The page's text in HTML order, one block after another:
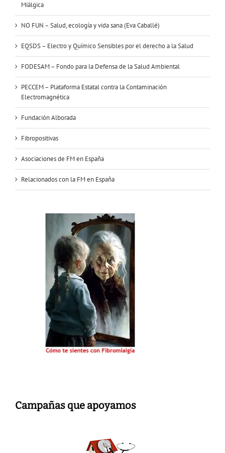
Miálgica
NO FUN – Salud, ecología y vida sana (Eva Caballé)
EQSDS – Electro y Químico Sensibles por el derecho a la Salud
FODESAM – Fondo para la Defensa de la Salud Ambiental
PECCEM – Plataforma Estatal contra la Contaminación
Electromagnética
Fundación Alborada
Fibropositivas
Asociaciones de FM en España
Relacionados con la FM en España
Campañas que apoyamos